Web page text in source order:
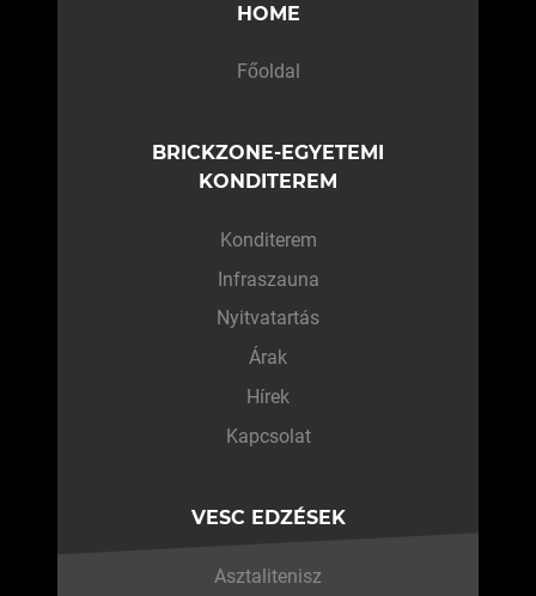
HOME
Főoldal
BRICKZONE-EGYETEMI
KONDITEREM
Konditerem
Infraszauna
Nyitvatartás
Árak
Hírek
Kapcsolat
VESC EDZÉSEK
Asztalitenisz